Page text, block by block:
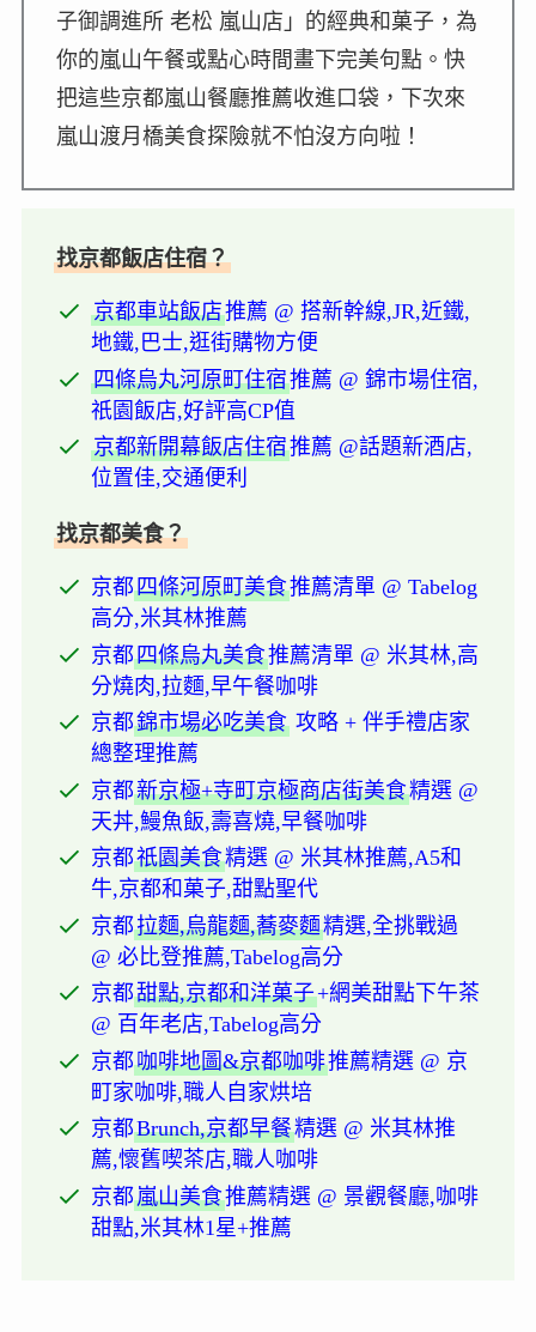
子御調進所 老松 嵐山店」的經典和菓子，為
你的嵐山午餐或點心時間畫下完美句點。快
把這些京都嵐山餐廳推薦收進口袋，下次來
嵐山渡月橋美食探險就不怕沒方向啦！
找京都飯店住宿？
京都車站飯店推薦 @ 搭新幹線,JR,近鐵,
地鐵,巴士,逛街購物方便
四條烏丸河原町住宿推薦 @ 錦市場住宿,
祇園飯店,好評高CP值
京都新開幕飯店住宿推薦 @話題新酒店,
位置佳,交通便利
找京都美食？
京都四條河原町美食推薦清單 @ Tabelog
高分,米其林推薦
京都四條烏丸美食推薦清單 @ 米其林,高
分燒肉,拉麵,早午餐咖啡
京都錦市場必吃美食 攻略 + 伴手禮店家
總整理推薦
京都新京極+寺町京極商店街美食精選 @
天丼,鰻魚飯,壽喜燒,早餐咖啡
京都祇園美食精選 @ 米其林推薦,A5和
牛,京都和菓子,甜點聖代
京都拉麵,烏龍麵,蕎麥麵精選,全挑戰過
@ 必比登推薦,Tabelog高分
京都甜點,京都和洋菓子+網美甜點下午茶
@ 百年老店,Tabelog高分
京都咖啡地圖&京都咖啡推薦精選 @ 京
町家咖啡,職人自家烘培
京都Brunch,京都早餐精選 @ 米其林推
薦,懷舊喫茶店,職人咖啡
京都嵐山美食推薦精選 @ 景觀餐廳,咖啡
甜點,米其林1星+推薦